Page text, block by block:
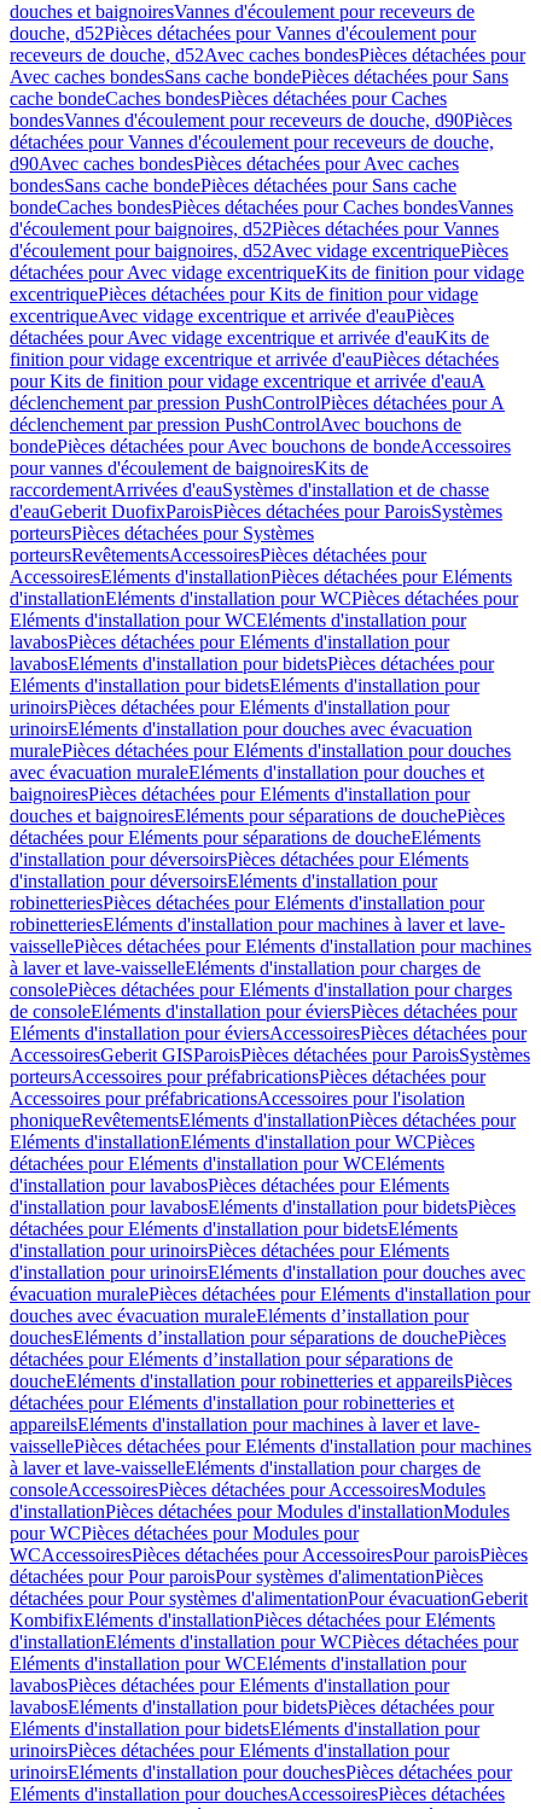
douches et baignoiresVannes d'écoulement pour receveurs de
douche, d52Pièces détachées pour Vannes d'écoulement pour
receveurs de douche, d52Avec caches bondesPièces détachées pour
Avec caches bondesSans cache bondePièces détachées pour Sans
cache bondeCaches bondesPièces détachées pour Caches
bondesVannes d'écoulement pour receveurs de douche, d90Pièces
détachées pour Vannes d'écoulement pour receveurs de douche,
d90Avec caches bondesPièces détachées pour Avec caches
bondesSans cache bondePièces détachées pour Sans cache
bondeCaches bondesPièces détachées pour Caches bondesVannes
d'écoulement pour baignoires, d52Pièces détachées pour Vannes
d'écoulement pour baignoires, d52Avec vidage excentriquePièces
détachées pour Avec vidage excentriqueKits de finition pour vidage
excentriquePièces détachées pour Kits de finition pour vidage
excentriqueAvec vidage excentrique et arrivée d'eauPièces
détachées pour Avec vidage excentrique et arrivée d'eauKits de
finition pour vidage excentrique et arrivée d'eauPièces détachées
pour Kits de finition pour vidage excentrique et arrivée d'eauA
déclenchement par pression PushControlPièces détachées pour A
déclenchement par pression PushControlAvec bouchons de
bondePièces détachées pour Avec bouchons de bondeAccessoires
pour vannes d'écoulement de baignoiresKits de
raccordementArrivées d'eauSystèmes d'installation et de chasse
d'eauGeberit DuofixParoisPièces détachées pour ParoisSystèmes
porteursPièces détachées pour Systèmes
porteursRevêtementsAccessoiresPièces détachées pour
AccessoiresEléments d'installationPièces détachées pour Eléments
d'installationEléments d'installation pour WCPièces détachées pour
Eléments d'installation pour WCEléments d'installation pour
lavabosPièces détachées pour Eléments d'installation pour
lavabosEléments d'installation pour bidetsPièces détachées pour
Eléments d'installation pour bidetsEléments d'installation pour
urinoirsPièces détachées pour Eléments d'installation pour
urinoirsEléments d'installation pour douches avec évacuation
muralePièces détachées pour Eléments d'installation pour douches
avec évacuation muraleEléments d'installation pour douches et
baignoiresPièces détachées pour Eléments d'installation pour
douches et baignoiresEléments pour séparations de douchePièces
détachées pour Eléments pour séparations de doucheEléments
d'installation pour déversoirsPièces détachées pour Eléments
d'installation pour déversoirsEléments d'installation pour
robinetteriesPièces détachées pour Eléments d'installation pour
robinetteriesEléments d'installation pour machines à laver et lave-
vaissellePièces détachées pour Eléments d'installation pour machines
à laver et lave-vaisselleEléments d'installation pour charges de
consolePièces détachées pour Eléments d'installation pour charges
de consoleEléments d'installation pour éviersPièces détachées pour
Eléments d'installation pour éviersAccessoiresPièces détachées pour
AccessoiresGeberit GISParoisPièces détachées pour ParoisSystèmes
porteursAccessoires pour préfabricationsPièces détachées pour
Accessoires pour préfabricationsAccessoires pour l'isolation
phoniqueRevêtementsEléments d'installationPièces détachées pour
Eléments d'installationEléments d'installation pour WCPièces
détachées pour Eléments d'installation pour WCEléments
d'installation pour lavabosPièces détachées pour Eléments
d'installation pour lavabosEléments d'installation pour bidetsPièces
détachées pour Eléments d'installation pour bidetsEléments
d'installation pour urinoirsPièces détachées pour Eléments
d'installation pour urinoirsEléments d'installation pour douches avec
évacuation muralePièces détachées pour Eléments d'installation pour
douches avec évacuation muraleEléments d’installation pour
douchesEléments d’installation pour séparations de douchePièces
détachées pour Eléments d’installation pour séparations de
doucheEléments d'installation pour robinetteries et appareilsPièces
détachées pour Eléments d'installation pour robinetteries et
appareilsEléments d'installation pour machines à laver et lave-
vaissellePièces détachées pour Eléments d'installation pour machines
à laver et lave-vaisselleEléments d'installation pour charges de
consoleAccessoiresPièces détachées pour AccessoiresModules
d'installationPièces détachées pour Modules d'installationModules
pour WCPièces détachées pour Modules pour
WCAccessoiresPièces détachées pour AccessoiresPour paroisPièces
détachées pour Pour paroisPour systèmes d'alimentationPièces
détachées pour Pour systèmes d'alimentationPour évacuationGeberit
KombifixEléments d'installationPièces détachées pour Eléments
d'installationEléments d'installation pour WCPièces détachées pour
Eléments d'installation pour WCEléments d'installation pour
lavabosPièces détachées pour Eléments d'installation pour
lavabosEléments d'installation pour bidetsPièces détachées pour
Eléments d'installation pour bidetsEléments d'installation pour
urinoirsPièces détachées pour Eléments d'installation pour
urinoirsEléments d'installation pour douchesPièces détachées pour
Eléments d'installation pour douchesAccessoiresPièces détachées